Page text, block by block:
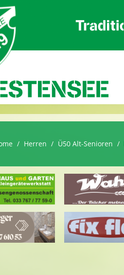
Herren Ü50 Alt-Senioren